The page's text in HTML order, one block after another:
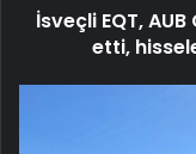
İsveçli EQT,
etti,